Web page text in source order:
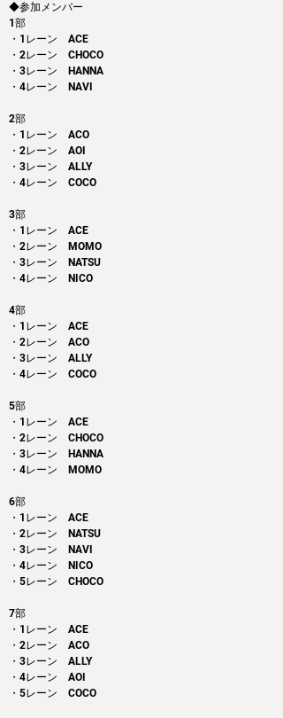
◆参加メンバー
1部
・1レーン　ACE
・2レーン　CHOCO
・3レーン　HANNA
・4レーン　NAVI
2部
・1レーン　ACO
・2レーン　AOI
・3レーン　ALLY
・4レーン　COCO
3部
・1レーン　ACE
・2レーン　MOMO
・3レーン　NATSU
・4レーン　NICO
4部
・1レーン　ACE
・2レーン　ACO
・3レーン　ALLY
・4レーン　COCO
5部
・1レーン　ACE
・2レーン　CHOCO
・3レーン　HANNA
・4レーン　MOMO
6部
・1レーン　ACE
・2レーン　NATSU
・3レーン　NAVI
・4レーン　NICO
・5レーン　CHOCO
7部
・1レーン　ACE
・2レーン　ACO
・3レーン　ALLY
・4レーン　AOI
・5レーン　COCO